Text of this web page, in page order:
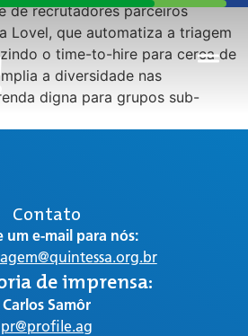
de recrutadores parceiros
Lovel, que automatiza a triagem
o time-to-hire para cerca de
a diversidade nas
digna para grupos sub-
Contato
um e-mail para nós:
de imprensa:
Carlos Samôr
pr@profile.ag